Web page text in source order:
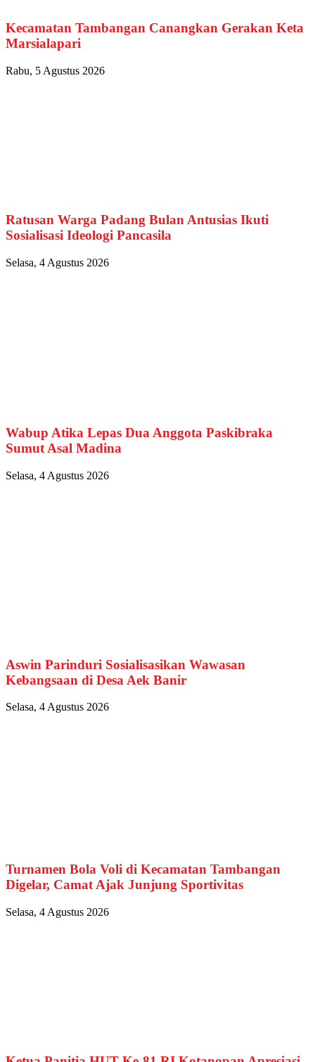
Kecamatan Tambangan Canangkan Gerakan Keta
Marsialapari
Rabu, 5 Agustus 2026
Ratusan Warga Padang Bulan Antusias Ikuti
Sosialisasi Ideologi Pancasila
Selasa, 4 Agustus 2026
Wabup Atika Lepas Dua Anggota Paskibraka
Sumut Asal Madina
Selasa, 4 Agustus 2026
Aswin Parinduri Sosialisasikan Wawasan
Kebangsaan di Desa Aek Banir
Selasa, 4 Agustus 2026
Turnamen Bola Voli di Kecamatan Tambangan
Digelar, Camat Ajak Junjung Sportivitas
Selasa, 4 Agustus 2026